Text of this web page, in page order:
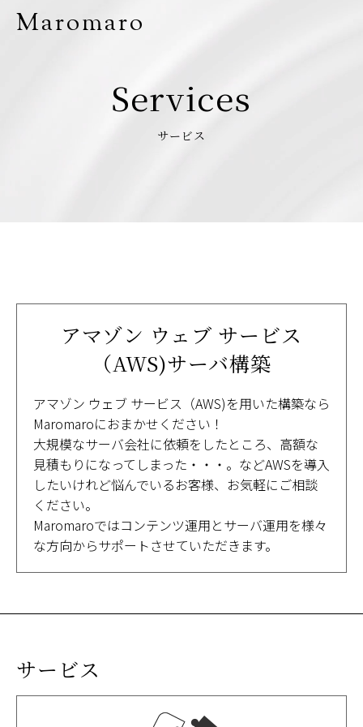
Maromaro
Services
サービス
アマゾン ウェブ サービス
（AWS)サーバ構築
アマゾン ウェブ サービス（AWS)を用いた構築なら
Maromaroにおまかせください！
大規模なサーバ会社に依頼をしたところ、高額な
見積もりになってしまった・・・。などAWSを導入
したいけれど悩んでいるお客様、お気軽にご相談
ください。
Maromaroではコンテンツ運用とサーバ運用を様々
な方向からサポートさせていただきます。
サービス